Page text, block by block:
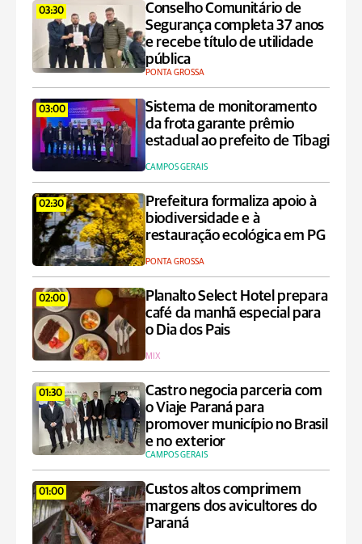
03:30
Conselho Comunitário de
Segurança completa 37 anos
e recebe título de utilidade
pública
PONTA GROSSA
03:00
Sistema de monitoramento
da frota garante prêmio
estadual ao prefeito de Tibagi
CAMPOS GERAIS
02:30
Prefeitura formaliza apoio à
biodiversidade e à
restauração ecológica em PG
PONTA GROSSA
02:00
Planalto Select Hotel prepara
café da manhã especial para
o Dia dos Pais
MIX
01:30
Castro negocia parceria com
o Viaje Paraná para
promover município no Brasil
e no exterior
CAMPOS GERAIS
01:00
Custos altos comprimem
margens dos avicultores do
Paraná